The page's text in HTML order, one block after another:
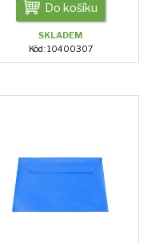
Do košíku
SKLADEM
Kód: 10400307